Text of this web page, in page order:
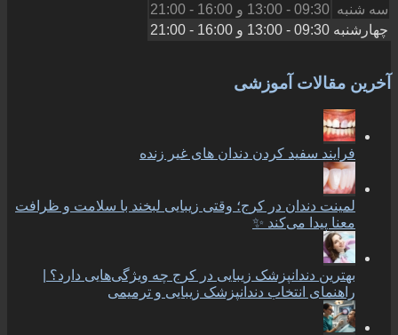
سه شنبه 09:30 - 13:00 و 16:00 - 21:00
چهارشنبه 09:30 - 13:00 و 16:00 - 21:00
آخرین مقالات آموزشی
فرایند سفید کردن دندان های غیر زنده
لمینت دندان در کرج؛ وقتی زیبایی لبخند با سلامت و ظرافت
معنا پیدا می‌کند ✨
بهترین دندانپزشک زیبایی در کرج چه ویژگی‌هایی دارد؟ |
راهنمای انتخاب دندانپزشک زیبایی و ترمیمی